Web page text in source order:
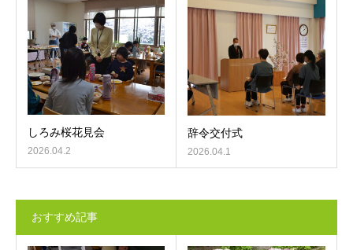
しろみ桜花見会
2026.04.2
辞令交付式
2026.04.1
おすすめ記事